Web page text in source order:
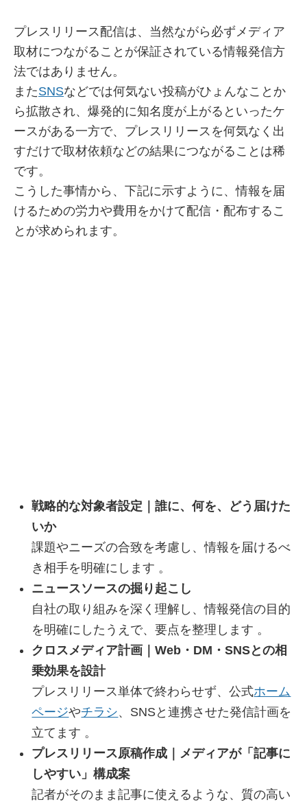
プレスリリース配信は、当然ながら必ずメディア
取材につながることが保証されている情報発信方
法ではありません。
またSNSなどでは何気ない投稿がひょんなことか
ら拡散され、爆発的に知名度が上がるといったケ
ースがある一方で、プレスリリースを何気なく出
すだけで取材依頼などの結果につながることは稀
です。
こうした事情から、下記に示すように、情報を届
けるための労力や費用をかけて配信・配布するこ
とが求められます。
戦略的な対象者設定｜誰に、何を、どう届けた
いか
課題やニーズの合致を考慮し、情報を届けるべ
き相手を明確にします 。
ニュースソースの掘り起こし
自社の取り組みを深く理解し、情報発信の目的
を明確にしたうえで、要点を整理します 。
クロスメディア計画｜Web・DM・SNSとの相
乗効果を設計
プレスリリース単体で終わらせず、公式ホーム
ページやチラシ、SNSと連携させた発信計画を
立てます 。
プレスリリース原稿作成｜メディアが「記事に
しやすい」構成案
記者がそのまま記事に使えるような、質の高い